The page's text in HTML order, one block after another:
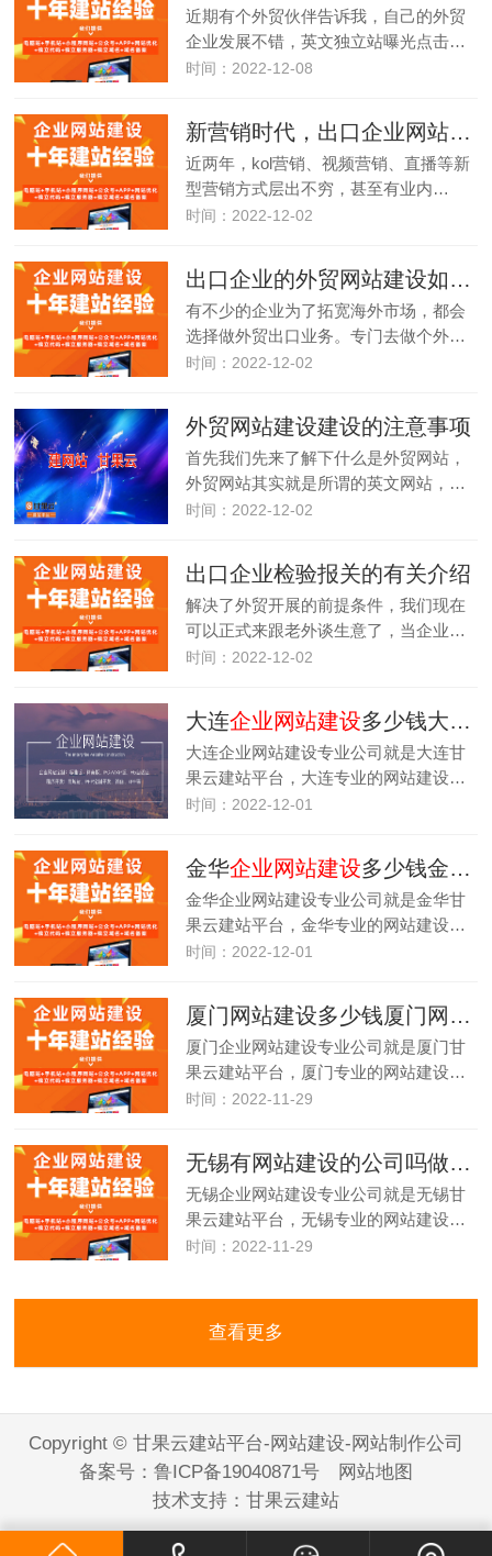
近期有个外贸伙伴告诉我，自己的外贸
企业发展不错，英文独立站曝光点击…
时间：2022-12-08
新营销时代，出口企业网站如何获客？
近两年，kol营销、视频营销、直播等新
型营销方式层出不穷，甚至有业内…
时间：2022-12-02
出口企业的外贸网站建设如何做比较好
有不少的企业为了拓宽海外市场，都会
选择做外贸出口业务。专门去做个外…
时间：2022-12-02
外贸网站建设建设的注意事项
首先我们先来了解下什么是外贸网站，
外贸网站其实就是所谓的英文网站，…
时间：2022-12-02
出口企业检验报关的有关介绍
解决了外贸开展的前提条件，我们现在
可以正式来跟老外谈生意了，当企业…
时间：2022-12-02
大连企业网站建设多少钱大连网络公司甘果云
大连企业网站建设专业公司就是大连甘
果云建站平台，大连专业的网站建设…
时间：2022-12-01
金华企业网站建设多少钱金华网站制作公司
金华企业网站建设专业公司就是金华甘
果云建站平台，金华专业的网站建设…
时间：2022-12-01
厦门网站建设多少钱厦门网站制作公司
厦门企业网站建设专业公司就是厦门甘
果云建站平台，厦门专业的网站建设…
时间：2022-11-29
无锡有网站建设的公司吗做网站多少钱？
无锡企业网站建设专业公司就是无锡甘
果云建站平台，无锡专业的网站建设…
时间：2022-11-29
查看更多
Copyright © 甘果云建站平台-网站建设-网站制作公司
备案号： 鲁ICP备19040871号
网站地图
技术支持： 甘果云建站